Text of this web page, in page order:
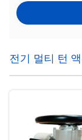
전기 멀티 턴